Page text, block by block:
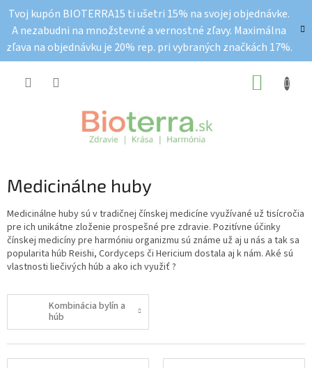
obsah
Tvoj kupón BIOTERRA15 ti ušetri 15% na svojej objednávke.
A nezabudni na množstevné a vernostné zľavy. Maximálna
zľava na objednávku je 20% rep. pri vybraných značkách 17%.
Medicinálne huby
Medicinálne huby sú v tradičnej čínskej medicíne využívané už tisícročia
pre ich unikátne zloženie prospešné pre zdravie. Pozitívne účinky
čínskej medicíny pre harmóniu organizmu sú známe už aj u nás a tak sa
popularita húb Reishi, Cordyceps či Hericium dostala aj k nám. Aké sú
vlastnosti liečivých húb a ako ich využiť ?
Kombinácia bylín a
húb